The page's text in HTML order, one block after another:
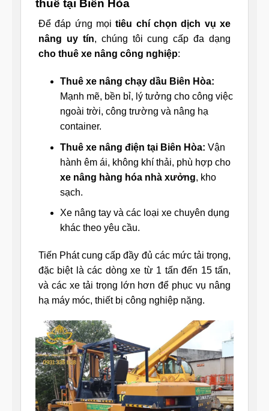
thuê tại Biên Hòa
Để đáp ứng mọitiêu chí chọn dịch vụ xe
nâng uy tín, chúng tôi cung cấp đa dạng
cho thuê xe nâng công nghiệp:
Thuê xe nâng chạy dầu Biên Hòa:
Mạnh mẽ, bền bỉ, lý tưởng cho công việc
ngoài trời, công trường và nâng hạ
container.
Thuê xe nâng điện tại Biên Hòa: Vận
hành êm ái, không khí thải, phù hợp cho
xe nâng hàng hóa nhà xưởng, kho
sạch.
Xe nâng tay và các loại xe chuyên dụng
khác theo yêu cầu.
Tiến Phát cung cấp đầy đủ các mức tải trọng,
đặc biệt là các dòng xe từ 1 tấn đến 15 tấn,
và các xe tải trọng lớn hơn để phục vụ nâng
hạ máy móc, thiết bị công nghiệp nặng.